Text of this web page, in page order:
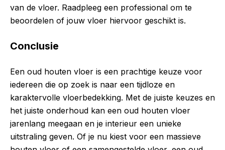
van de vloer. Raadpleeg een professional om te
beoordelen of jouw vloer hiervoor geschikt is.
Conclusie
Een oud houten vloer is een prachtige keuze voor
iedereen die op zoek is naar een tijdloze en
karaktervolle vloerbedekking. Met de juiste keuzes en
het juiste onderhoud kan een oud houten vloer
jarenlang meegaan en je interieur een unieke
uitstraling geven. Of je nu kiest voor een massieve